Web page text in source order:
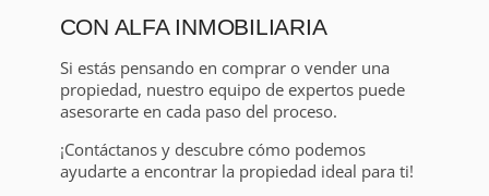
CON ALFA INMOBILIARIA
Si estás pensando en comprar o vender una
propiedad, nuestro equipo de expertos puede
asesorarte en cada paso del proceso.
¡Contáctanos y descubre cómo podemos
ayudarte a encontrar la propiedad ideal para ti!